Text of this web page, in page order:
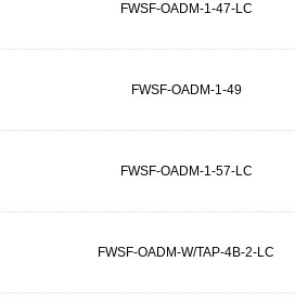
FWSF-OADM-1-47-LC
FWSF-OADM-1-49
FWSF-OADM-1-57-LC
FWSF-OADM-W/TAP-4B-2-LC